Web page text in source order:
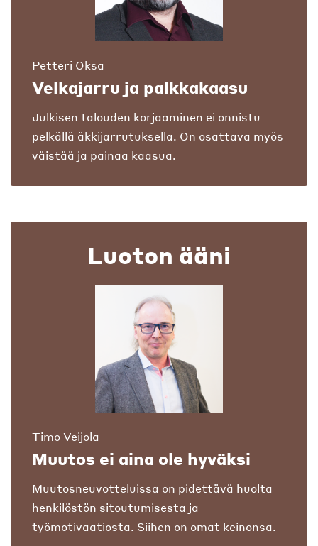
Petteri Oksa
Velkajarru ja palkkakaasu
Julkisen talouden korjaaminen ei onnistu
pelkällä äkkijarrutuksella. On osattava myös
väistää ja painaa kaasua.
Luoton ääni
Timo Veijola
Muutos ei aina ole hyväksi
Muutosneuvotteluissa on pidettävä huolta
henkilöstön sitoutumisesta ja
työmotivaatiosta. Siihen on omat keinonsa.